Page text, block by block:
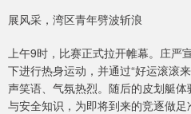
展风采，湾区青年劈波斩浪
上午9时，比赛正式拉开帷幕。庄
下进行热身运动，并通过“好运滚滚
声笑语、气氛热烈。随后的皮划艇
与安全知识，为即将到来的竞逐做足